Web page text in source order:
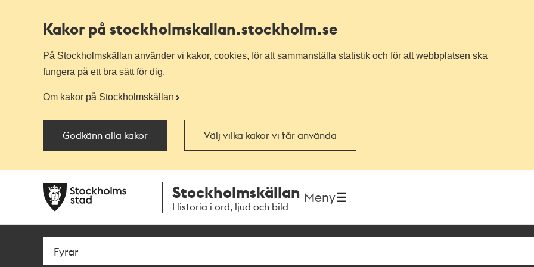
Kakor på stockholmskallan.stockholm.se
På Stockholmskällan använder vi kakor, cookies, för att sammanställa statistik och för att webbplatsen ska
fungera på ett bra sätt för dig.
Om kakor på Stockholmskällan
Godkänn alla kakor Välj vilka kakor vi får använda
navigationen
huvudinnehållet
Stockholmskällan
Historia i ord, ljud och bild
Meny
Sök